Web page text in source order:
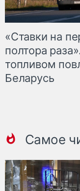
«Ставки на
полтора
топливом
Беларусь
Самое